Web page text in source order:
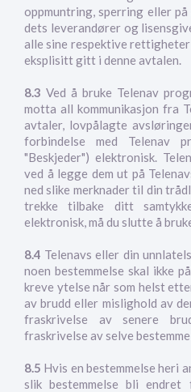
oppmuntring, sperring eller
dets leverandører og
alle sine respektive rettigheter
eksplisitt gitt i denne avtalen.
8.3 Ved å bruke Telenav
motta all kommunikasjon fra
avtaler, lovpålagte
forbindelse med Telenav
"Beskjeder") elektronisk.
ved å legge dem ut på
ned slike merknader til din
trekke tilbake ditt
elektronisk, må du slutte å
8.4 Telenavs eller din
noen bestemmelse skal ikke
kreve ytelse når som helst
av brudd eller mislighold av
fraskrivelse av senere
fraskrivelse av selve
8.5 Hvis en bestemmelse heri
slik bestemmelse bli